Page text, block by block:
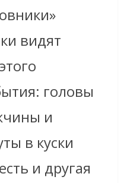
видят
головы
и
в куски
и другая